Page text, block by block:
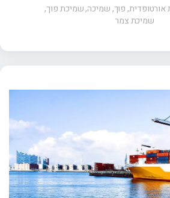
אורטופדית,פוך,שמיכה,שמיכת פוך,
שמיכת צמר